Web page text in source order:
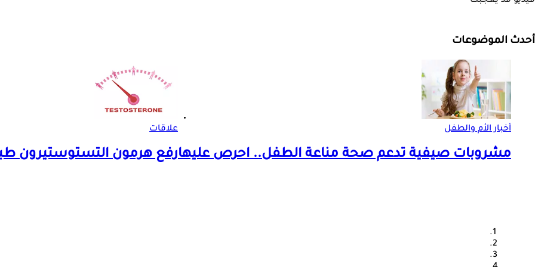
أحدث الموضوعات
أخبار الأم والطفل
مشروبات صيفية تدعم صحة مناعة الطفل.. احرص عليها
علاقات
رفع هرمون التستوستيرون طبيعيًا- 5 عادات تزيد